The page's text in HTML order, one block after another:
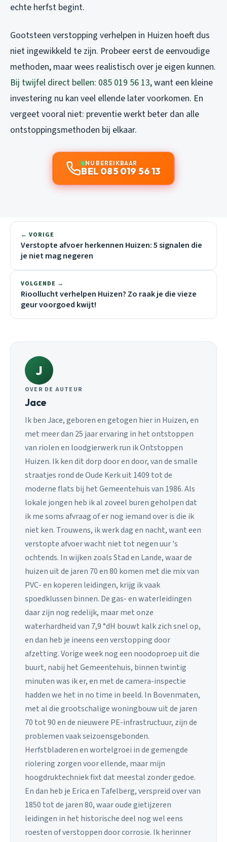
echte herfst begint.
Gootsteen verstopping verhelpen in Huizen hoeft dus
niet ingewikkeld te zijn. Probeer eerst de eenvoudige
methoden, maar wees realistisch over je eigen kunnen.
Bij twijfel direct bellen: 085 019 56 13, want een kleine
investering nu kan veel ellende later voorkomen. En
vergeet vooral niet: preventie werkt beter dan alle
ontstoppingsmethoden bij elkaar.
NU BEREIKBAAR
BEL 085 019 56 13
← VORIGE
Verstopte afvoer herkennen Huizen: 5 signalen die
je niet mag negeren
VOLGENDE →
Rioollucht verhelpen Huizen? Zo raak je die vieze
geur voorgoed kwijt!
J
OVER DE AUTEUR
Jace
Ik ben Jace, geboren en getogen hier in Huizen, en
met meer dan 25 jaar ervaring in het ontstoppen
van riolen en loodgierwerk run ik Ontstoppen
Huizen. Ik ken dit dorp door en door, van de smalle
straatjes rond de Oude Kerk uit 1409 tot de
moderne flats bij het Gemeentehuis van 1986. Als
lokale jongen heb ik al zoveel buren geholpen dat
ik me soms afvraag of er nog iemand over is die ik
niet ken. Trouwens, ik werk dag en nacht, want een
verstopte afvoer wacht niet tot negen uur 's
ochtends. In wijken zoals Stad en Lande, waar de
huizen uit de jaren 70 en 80 komen met die mix van
PVC- en koperen leidingen, krijg ik vaak
spoedklussen binnen. De gas- en waterleidingen
daar zijn nog redelijk, maar met onze
waterhardheid van 7,9 °dH bouwt kalk zich snel op,
en dan heb je ineens een verstopping door
afzetting. Vorige week nog een noodoproep uit die
buurt, nabij het Gemeentehuis, binnen twintig
minuten was ik er, en met de camera-inspectie
hadden we het in no time in beeld. In Bovenmaten,
met al die grootschalige woningbouw uit de jaren
70 tot 90 en de nieuwere PE-infrastructuur, zijn de
problemen vaak seizoensgebonden.
Herfstbladeren en wortelgroei in de gemengde
riolering zorgen voor ellende, maar mijn
hoogdruktechniek fixt dat meestal zonder gedoe.
En dan heb je Erica en Tafelberg, verspreid over van
1850 tot de jaren 80, waar oude gietijzeren
leidingen in het historische deel nog wel eens
roesten of verstoppen door corrosie. Ik herinner